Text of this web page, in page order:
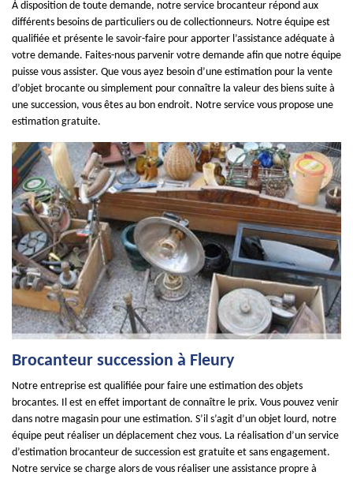
À disposition de toute demande, notre service brocanteur répond aux
différents besoins de particuliers ou de collectionneurs. Notre équipe est
qualifiée et présente le savoir-faire pour apporter l’assistance adéquate à
votre demande. Faites-nous parvenir votre demande afin que notre équipe
puisse vous assister. Que vous ayez besoin d’une estimation pour la vente
d’objet brocante ou simplement pour connaître la valeur des biens suite à
une succession, vous êtes au bon endroit. Notre service vous propose une
estimation gratuite.
Brocanteur succession à Fleury
Notre entreprise est qualifiée pour faire une estimation des objets
brocantes. Il est en effet important de connaître le prix. Vous pouvez venir
dans notre magasin pour une estimation. S’il s’agit d’un objet lourd, notre
équipe peut réaliser un déplacement chez vous. La réalisation d’un service
d’estimation brocanteur de succession est gratuite et sans engagement.
Notre service se charge alors de vous réaliser une assistance propre à